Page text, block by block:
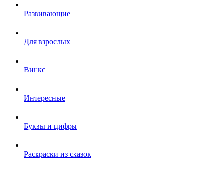
Развивающие
Для взрослых
Винкс
Интересные
Буквы и цифры
Раскраски из сказок